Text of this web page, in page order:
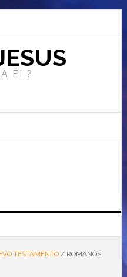
ÉL?
TESTAMENTO /ROMANOS